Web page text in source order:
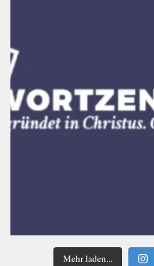
Mehr laden...